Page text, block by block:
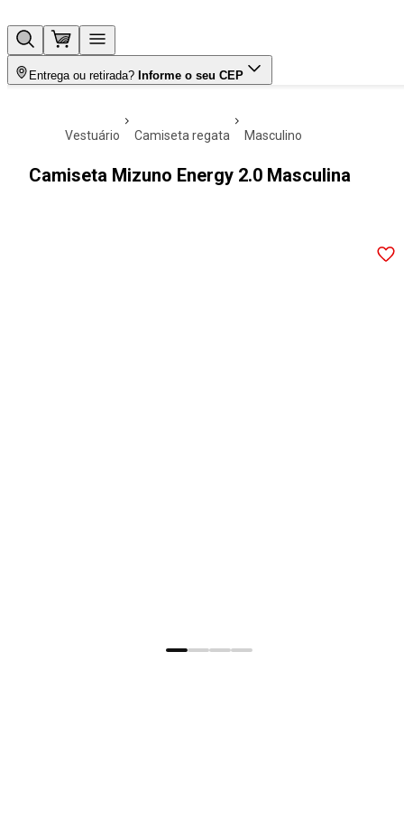
Entrega ou retirada? Informe o seu CEP
vestuário camiseta regata masculino
Camiseta Mizuno Energy 2.0 Masculina